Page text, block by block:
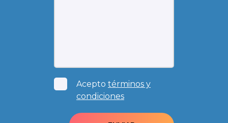
Acepto términos y
condiciones